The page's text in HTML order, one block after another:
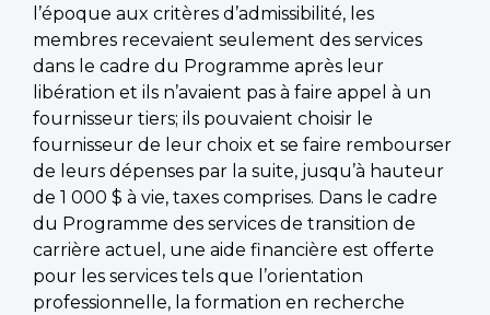
l’époque aux critères d’admissibilité, les
membres recevaient seulement des services
dans le cadre du Programme après leur
libération et ils n’avaient pas à faire appel à un
fournisseur tiers; ils pouvaient choisir le
fournisseur de leur choix et se faire rembourser
de leurs dépenses par la suite, jusqu’à hauteur
de 1 000 $ à vie, taxes comprises. Dans le cadre
du Programme des services de transition de
carrière actuel, une aide financière est offerte
pour les services tels que l’orientation
professionnelle, la formation en recherche